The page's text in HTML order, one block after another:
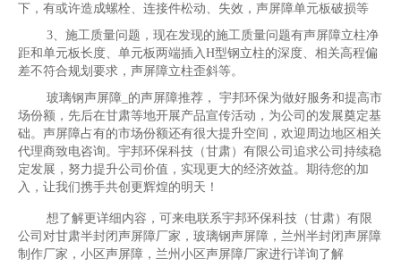
下，有或许造成螺栓、连接件松动、失效，声屏障单元板破损等
3、施工质量问题，现在发现的施工质量问题有声屏障立柱净
距和单元板长度、单元板两端插入H型钢立柱的深度、相关高程偏
差不符合规划要求，声屏障立柱歪斜等。
玻璃钢声屏障_的声屏障推荐， 宇邦环保为做好服务和提高市
场份额，先后在甘肃等地开展产品宣传活动，为公司的发展奠定基
础。声屏障占有的市场份额还有很大提升空间，欢迎周边地区相关
代理商致电咨询。宇邦环保科技（甘肃）有限公司追求公司持续稳
定发展，努力提升公司价值，实现更大的经济效益。期待您的加
入，让我们携手共创更辉煌的明天！
想了解更详细内容，可来电联系宇邦环保科技（甘肃）有限
公司对甘肃半封闭声屏障厂家，玻璃钢声屏障，兰州半封闭声屏障
制作厂家，小区声屏障，兰州小区声屏障厂家进行详询了解